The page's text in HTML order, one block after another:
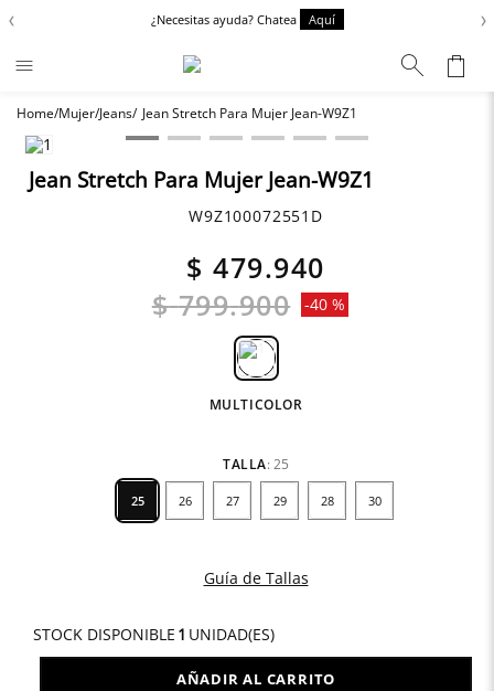
‹ ¿Necesitas ayuda? Chatea Aquí ›
Mujer Jeans Jean Stretch Para Mujer Jean-W9Z1
Jean Stretch Para Mujer Jean-W9Z1
W9Z100072551D
$ 479.940
$ 799.900 -40 %
MULTICOLOR
TALLA: 25
25 26 27 28
29 30
Guía de Tallas
STOCK DISPONIBLE 1 UNIDAD(ES)
AÑADIR AL CARRITO
Términos más buscados
1.
2.